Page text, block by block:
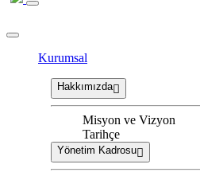
Kurumsal
Hakkımızda
Misyon ve Vizyon
Tarihçe
Yönetim Kadrosu